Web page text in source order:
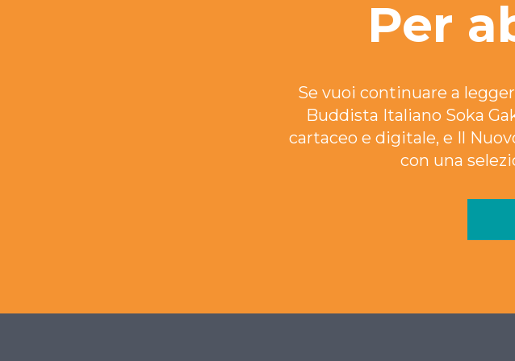
Per
Se vuoi continuare a
Buddista Italiano Soka
cartaceo e digitale, e Il
con una